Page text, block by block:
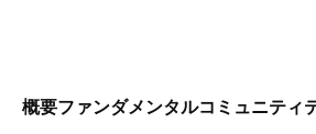
概要ファンダメンタルコミュニティ